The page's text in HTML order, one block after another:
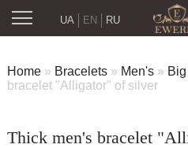
RU
UA EN
Home » Bracelets » Men's »
bracelet "Alligator" of silver
Thick men's bracelet